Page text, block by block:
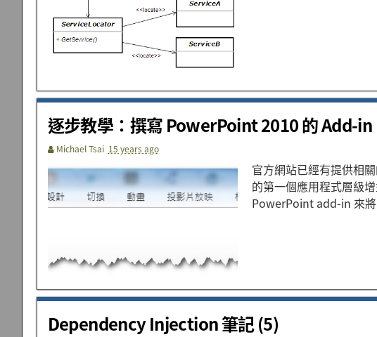
逐步教學：撰寫 PowerPoint 2010 的 Add-in
Michael Tsai 15 years ago
官方網站已經有提供相
的第一個應用程式層級
PowerPoint add-in 來
Dependency Injection 筆記 (5)